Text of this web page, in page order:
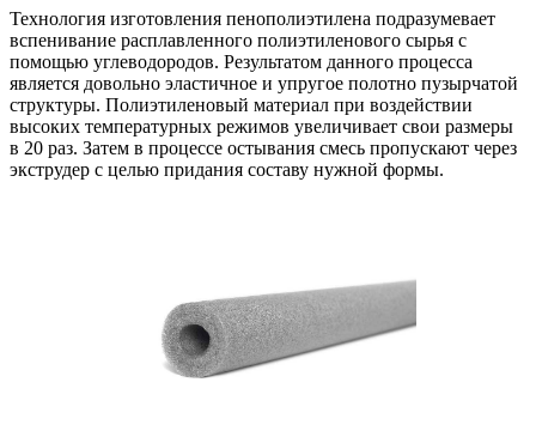
Технология изготовления пенополиэтилена подразумевает
вспенивание расплавленного полиэтиленового сырья с
помощью углеводородов. Результатом данного процесса
является довольно эластичное и упругое полотно пузырчатой
структуры. Полиэтиленовый материал при воздействии
высоких температурных режимов увеличивает свои размеры
в 20 раз. Затем в процессе остывания смесь пропускают через
экструдер с целью придания составу нужной формы.